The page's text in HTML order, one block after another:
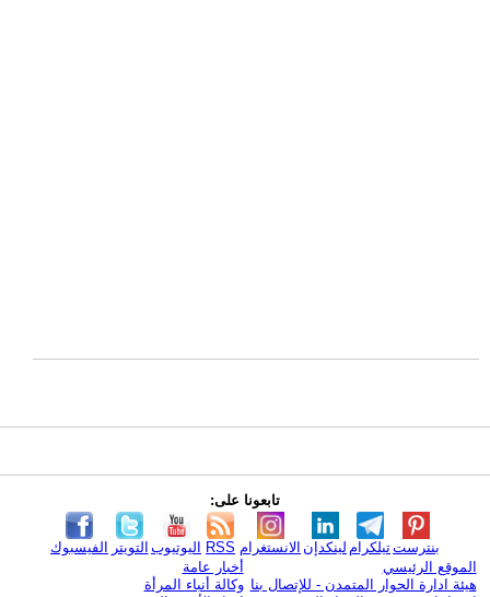
تابعونا على:
الفيسبوك التويتر اليوتيوب RSS الانستغرام لينكدإن تيلكرامبنترست
الموقع الرئيسي
هيئة ادارة الحوار المتمدن - للإتصال بنا
أخبار عامة
وكالة أنباء المرأة